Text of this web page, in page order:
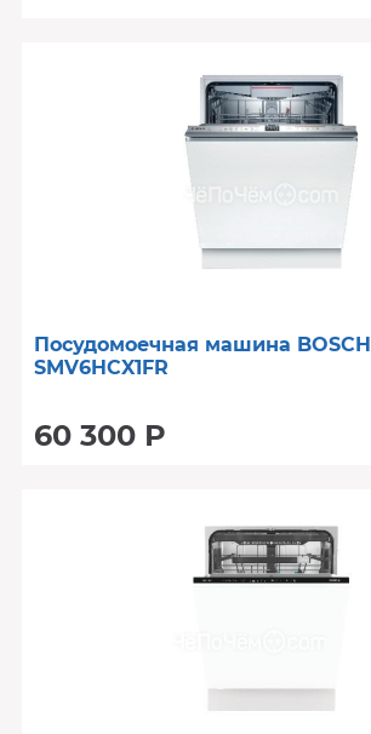
Посудомоечная машина BOSCH
SMV6HCX1FR
60 300 Р